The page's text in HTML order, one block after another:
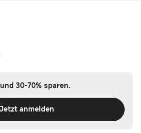
30-70% sparen.
anmelden